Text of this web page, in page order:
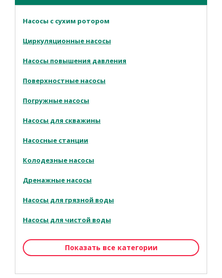
Насосы с сухим ротором
Циркуляционные насосы
Насосы повышения давления
Поверхностные насосы
Погружные насосы
Насосы для скважины
Насосные станции
Колодезные насосы
Дренажные насосы
Насосы для грязной воды
Насосы для чистой воды
Показать все категории